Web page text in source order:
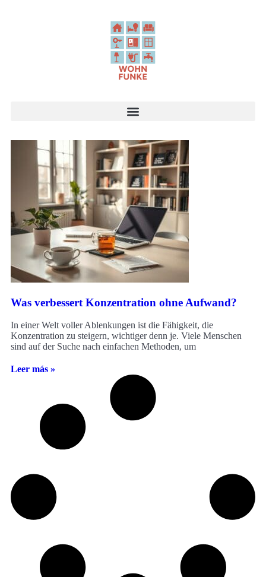
Was verbessert Konzentration ohne Aufwand?
In einer Welt voller Ablenkungen ist die Fähigkeit, die
Konzentration zu steigern, wichtiger denn je. Viele Menschen
sind auf der Suche nach einfachen Methoden, um
Leer más »